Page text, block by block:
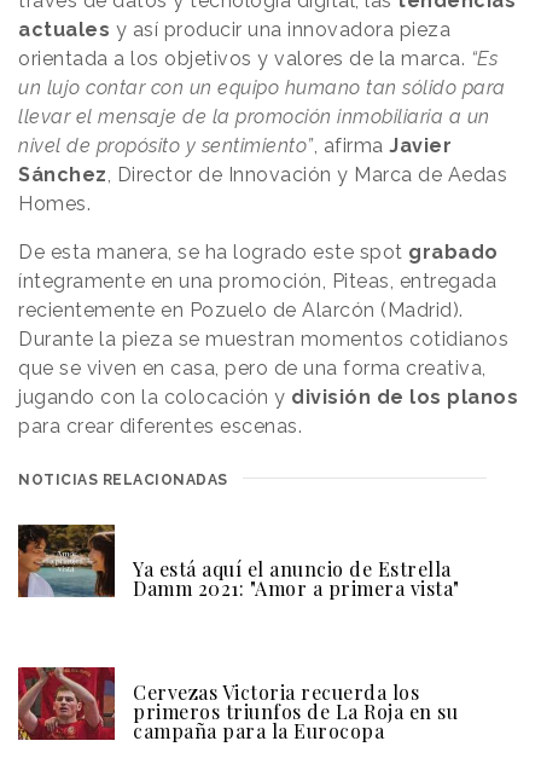
actuales y así producir una innovadora pieza
orientada a los objetivos y valores de la marca. “Es
un lujo contar con un equipo humano tan sólido para
llevar el mensaje de la promoción inmobiliaria a un
nivel de propósito y sentimiento”, afirma Javier
Sánchez, Director de Innovación y Marca de Aedas
Homes.
De esta manera, se ha logrado este spot grabado
íntegramente en una promoción, Piteas, entregada
recientemente en Pozuelo de Alarcón (Madrid).
Durante la pieza se muestran momentos cotidianos
que se viven en casa, pero de una forma creativa,
jugando con la colocación y división de los planos
para crear diferentes escenas.
NOTICIAS RELACIONADAS
Ya está aquí el anuncio de Estrella
Damm 2021: "Amor a primera vista"
Cervezas Victoria recuerda los
primeros triunfos de La Roja en su
campaña para la Eurocopa